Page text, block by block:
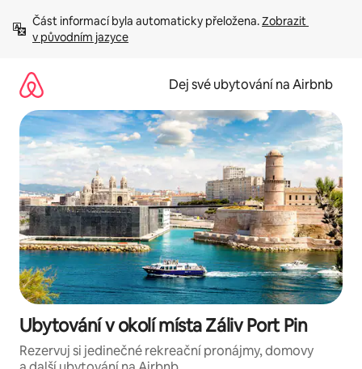
obsah
Část informací byla automaticky přeložena. Zobrazit
v původním jazyce
Dej své ubytování na Airbnb
Ubytování v okolí místa Záliv Port Pin
Rezervuj si jedinečné rekreační pronájmy, domovy